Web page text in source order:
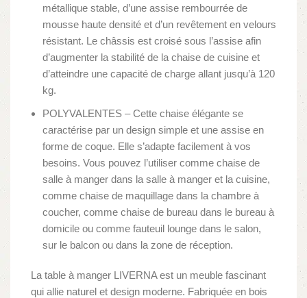
métallique stable, d’une assise rembourrée de
mousse haute densité et d’un revêtement en velours
résistant. Le châssis est croisé sous l’assise afin
d’augmenter la stabilité de la chaise de cuisine et
d’atteindre une capacité de charge allant jusqu’à 120
kg.
POLYVALENTES – Cette chaise élégante se
caractérise par un design simple et une assise en
forme de coque. Elle s’adapte facilement à vos
besoins. Vous pouvez l’utiliser comme chaise de
salle à manger dans la salle à manger et la cuisine,
comme chaise de maquillage dans la chambre à
coucher, comme chaise de bureau dans le bureau à
domicile ou comme fauteuil lounge dans le salon,
sur le balcon ou dans la zone de réception.
La table à manger LIVERNA est un meuble fascinant
qui allie naturel et design moderne. Fabriquée en bois